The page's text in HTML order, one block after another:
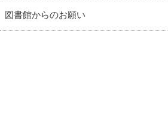
図書館からのお願い